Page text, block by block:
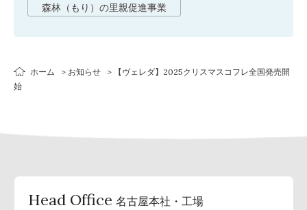
森林（もり）の里親促進事業
ホーム お知らせ
【ヴェレダ】2025クリスマスコフレ全国発売開
始
Head Office 名古屋本社・工場